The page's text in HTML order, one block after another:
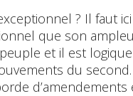
? Il faut
que son
et il est
du
d’amendements